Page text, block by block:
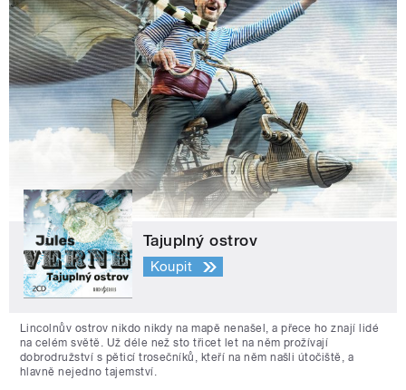
Tajuplný ostrov
Koupit
Lincolnův ostrov nikdo nikdy na mapě nenašel, a přece ho znají lidé
na celém světě. Už déle než sto třicet let na něm prožívají
dobrodružství s pěticí trosečníků, kteří na něm našli útočiště, a
hlavně nejedno tajemství.